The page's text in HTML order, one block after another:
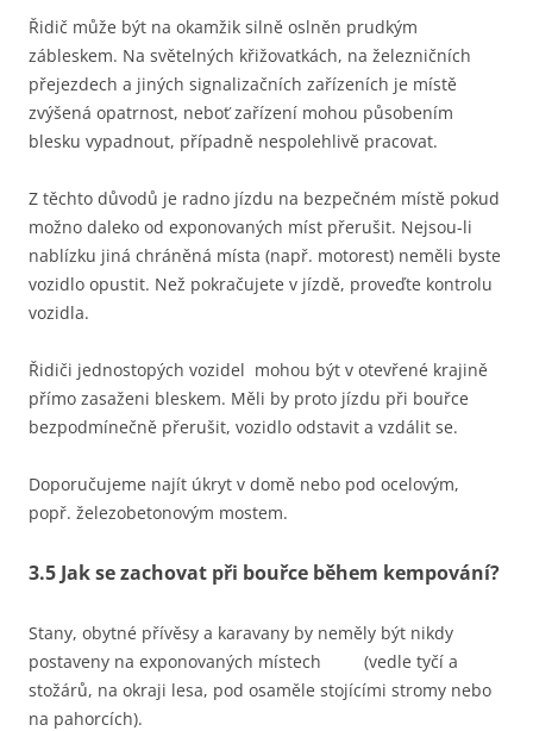
Řidič může být na okamžik silně oslněn prudkým
zábleskem. Na světelných křižovatkách, na železničních
přejezdech a jiných signalizačních zařízeních je místě
zvýšená opatrnost, neboť zařízení mohou působením
blesku vypadnout, případně nespolehlivě pracovat.
Z těchto důvodů je radno jízdu na bezpečném místě pokud
možno daleko od exponovaných míst přerušit. Nejsou-li
nablízku jiná chráněná místa (např. motorest) neměli byste
vozidlo opustit. Než pokračujete v jízdě, proveďte kontrolu
vozidla.
Řidiči jednostopých vozidel mohou být v otevřené krajině
přímo zasaženi bleskem. Měli by proto jízdu při bouřce
bezpodmínečně přerušit, vozidlo odstavit a vzdálit se.
Doporučujeme najít úkryt v domě nebo pod ocelovým,
popř. železobetonovým mostem.
3.5 Jak se zachovat při bouřce během kempování?
Stany, obytné přívěsy a karavany by neměly být nikdy
postaveny na exponovaných místech (vedle tyčí a
stožárů, na okraji lesa, pod osaměle stojícími stromy nebo
na pahorcích).